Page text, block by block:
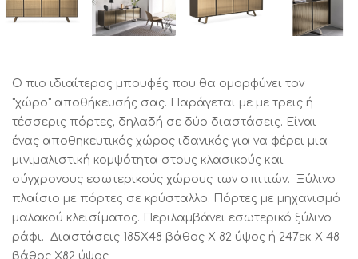
Ο πιο ιδιαίτερος μπουφές που θα ομορφύνει τον
"χώρο" αποθήκευσής σας. Παράγεται με με τρεις ή
τέσσερις πόρτες, δηλαδή σε δύο διαστάσεις. Είναι
ένας αποθηκευτικός χώρος ιδανικός για να φέρει μια
μινιμαλιστική κομψότητα στους κλασικούς και
σύγχρονους εσωτερικούς χώρους των σπιτιών. Ξύλινο
πλαίσιο με πόρτες σε κρύσταλλο. Πόρτες με μηχανισμό
μαλακού κλεισίματος. Περιλαμβάνει εσωτερικό ξύλινο
ράφι. Διαστάσεις 185X48 βάθος Χ 82 ύψος ή 247εκ Χ 48
βάθος Χ82 ύψος